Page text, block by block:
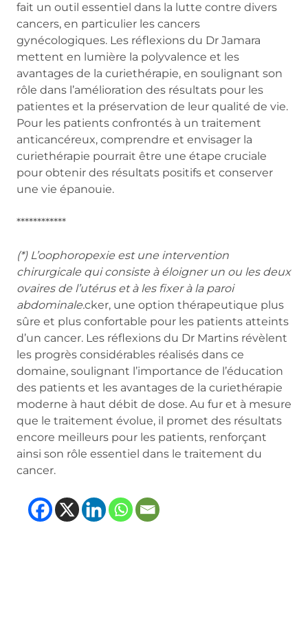
fait un outil essentiel dans la lutte contre divers
cancers, en particulier les cancers
gynécologiques. Les réflexions du Dr Jamara
mettent en lumière la polyvalence et les
avantages de la curiethérapie, en soulignant son
rôle dans l’amélioration des résultats pour les
patientes et la préservation de leur qualité de vie.
Pour les patients confrontés à un traitement
anticancéreux, comprendre et envisager la
curiethérapie pourrait être une étape cruciale
pour obtenir des résultats positifs et conserver
une vie épanouie.
************
(*) L’oophoropexie est une intervention
chirurgicale qui consiste à éloigner un ou les deux
ovaires de l’utérus et à les fixer à la paroi
abdominale.cker, une option thérapeutique plus
sûre et plus confortable pour les patients atteints
d’un cancer. Les réflexions du Dr Martins révèlent
les progrès considérables réalisés dans ce
domaine, soulignant l’importance de l’éducation
des patients et les avantages de la curiethérapie
moderne à haut débit de dose. Au fur et à mesure
que le traitement évolue, il promet des résultats
encore meilleurs pour les patients, renforçant
ainsi son rôle essentiel dans le traitement du
cancer.
(opens in new tab)
(opens in new tab)
(opens in new
(opens in new